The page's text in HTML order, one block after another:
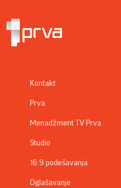
Kontakt
Prva
Menadžment TV Prva
Studio
16:9 podešavanja
Oglašavanje